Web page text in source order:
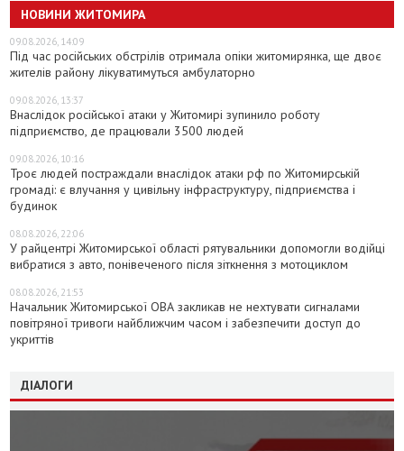
НОВИНИ ЖИТОМИРА
09.08.2026, 14:09
Під час російських обстрілів отримала опіки житомирянка, ще двоє
жителів району лікуватимуться амбулаторно
09.08.2026, 13:37
Внаслідок російської атаки у Житомирі зупинило роботу
підприємство, де працювали 3500 людей
09.08.2026, 10:16
Троє людей постраждали внаслідок атаки рф по Житомирській
громаді: є влучання у цивільну інфраструктуру, підприємства і
будинок
08.08.2026, 22:06
У райцентрі Житомирської області рятувальники допомогли водійці
вибратися з авто, понівеченого після зіткнення з мотоциклом
08.08.2026, 21:53
Начальник Житомирської ОВА закликав не нехтувати сигналами
повітряної тривоги найближчим часом і забезпечити доступ до
укриттів
ДІАЛОГИ